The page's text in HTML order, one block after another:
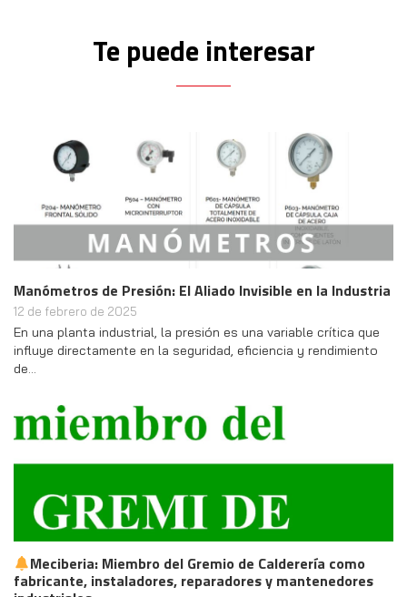
Te puede interesar
Manómetros de Presión: El Aliado Invisible en la Industria
12 de febrero de 2025
En una planta industrial, la presión es una variable crítica que
influye directamente en la seguridad, eficiencia y rendimiento
de…
Meciberia: Miembro del Gremio de Calderería como
fabricante, instaladores, reparadores y mantenedores